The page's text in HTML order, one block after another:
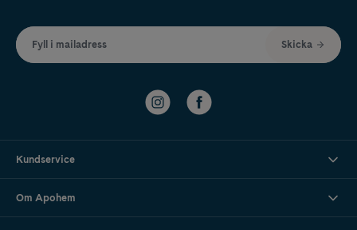
Fyll i mailadress Skicka
Kundservice
Om Apohem